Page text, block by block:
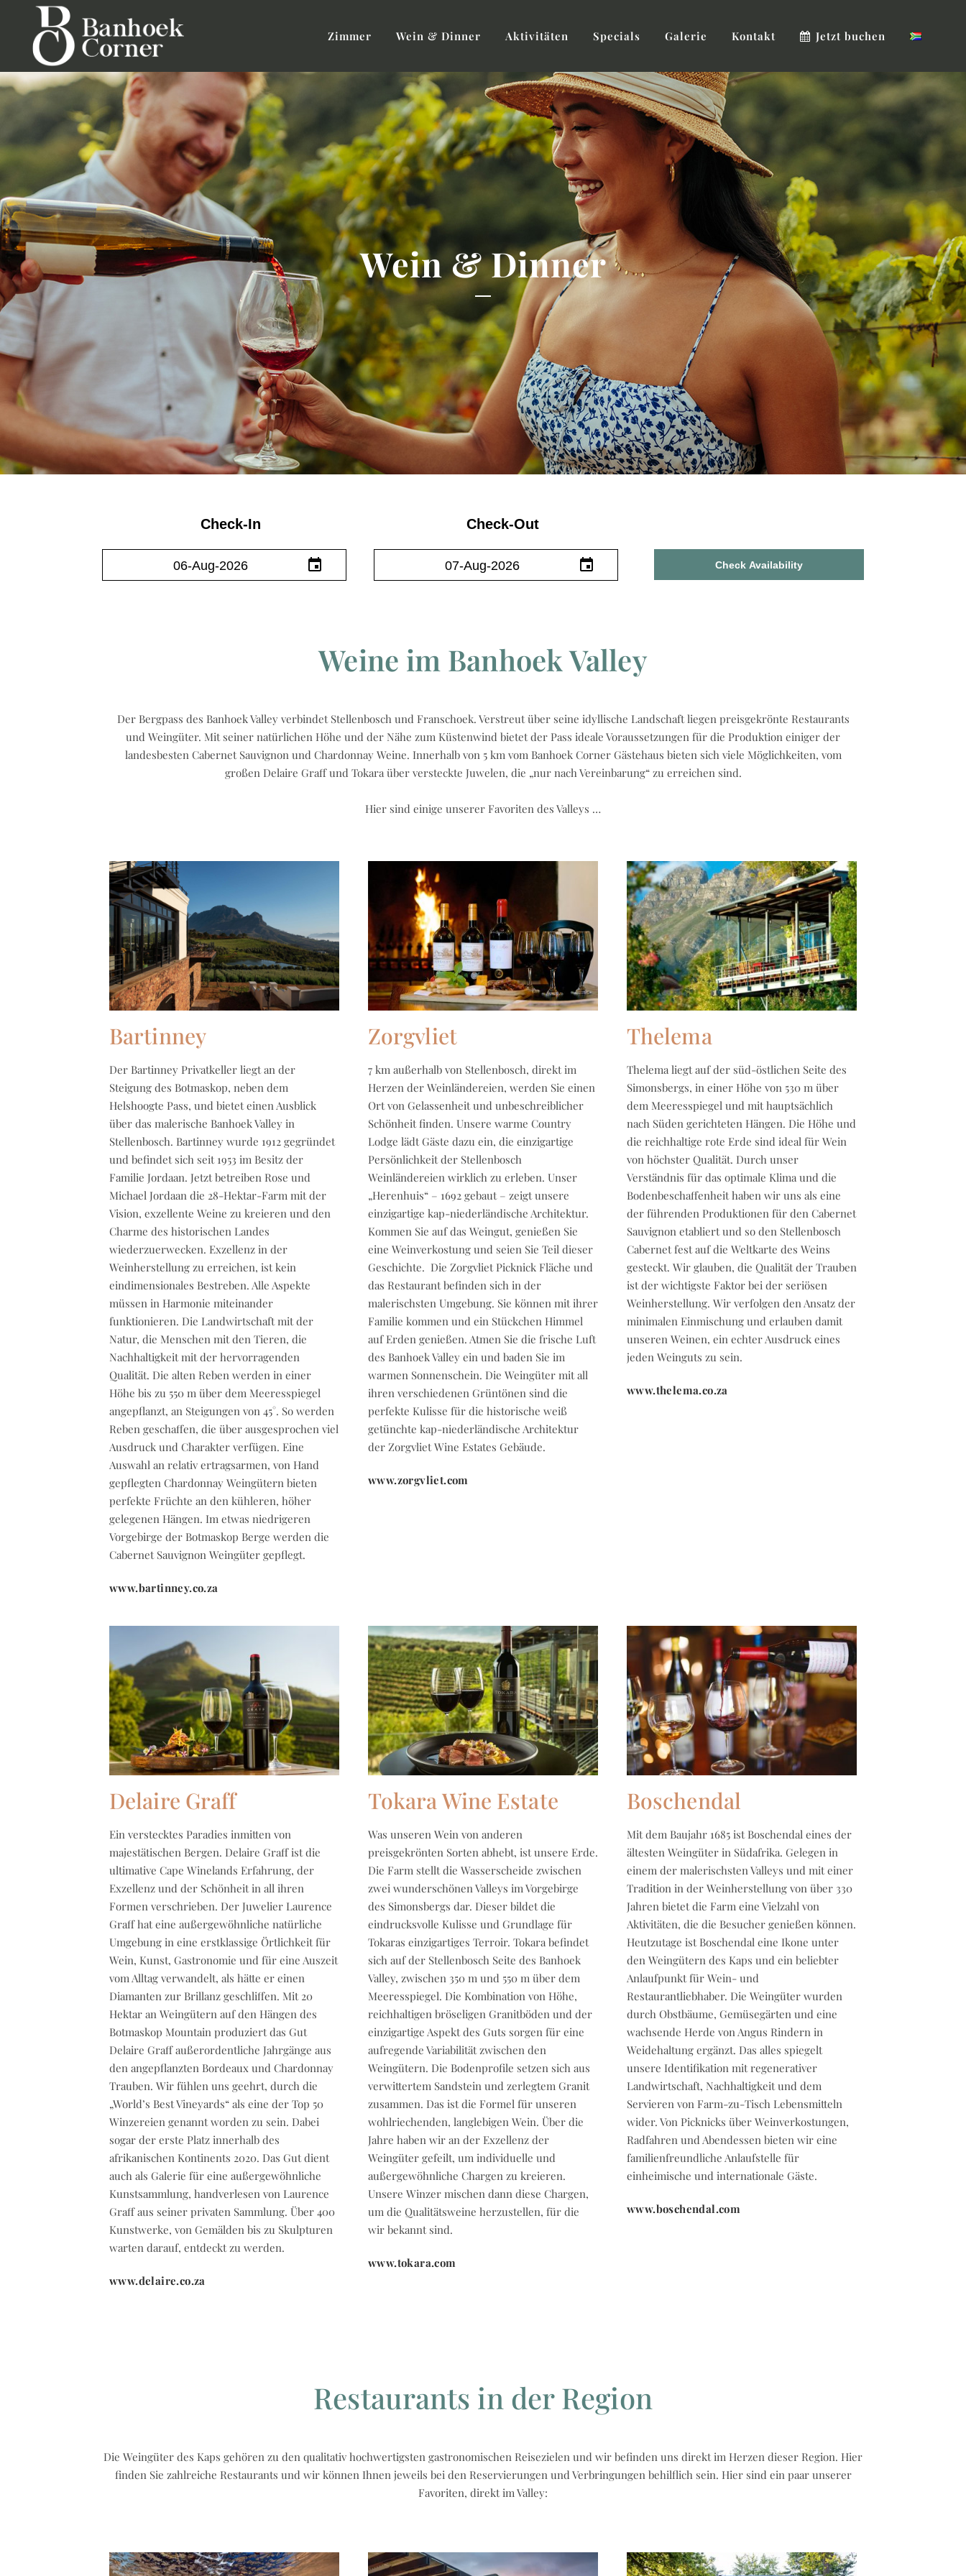
Zimmer Wein & Dinner Aktivitäten Specials Galerie Kontakt Jetzt buchen
Wein & Dinner
Check-In Check-Out
Check Availability
Weine im Banhoek Valley
Der Bergpass des Banhoek Valley verbindet Stellenbosch und Franschoek. Verstreut über seine idyllische Landschaft liegen preisgekrönte Restaurants
und Weingüter. Mit seiner natürlichen Höhe und der Nähe zum Küstenwind bietet der Pass ideale Voraussetzungen für die Produktion einiger der
landesbesten Cabernet Sauvignon und Chardonnay Weine. Innerhalb von 5 km vom Banhoek Corner Gästehaus bieten sich viele Möglichkeiten, vom
großen Delaire Graff und Tokara über versteckte Juwelen, die „nur nach Vereinbarung“ zu erreichen sind.
Hier sind einige unserer Favoriten des Valleys …
Bartinney
Der Bartinney Privatkeller liegt an der
Steigung des Botmaskop, neben dem
Helshoogte Pass, und bietet einen Ausblick
über das malerische Banhoek Valley in
Stellenbosch. Bartinney wurde 1912 gegründet
und befindet sich seit 1953 im Besitz der
Familie Jordaan. Jetzt betreiben Rose und
Michael Jordaan die 28-Hektar-Farm mit der
Vision, exzellente Weine zu kreieren und den
Charme des historischen Landes
wiederzuerwecken. Exzellenz in der
Weinherstellung zu erreichen, ist kein
eindimensionales Bestreben. Alle Aspekte
müssen in Harmonie miteinander
funktionieren. Die Landwirtschaft mit der
Natur, die Menschen mit den Tieren, die
Nachhaltigkeit mit der hervorragenden
Qualität. Die alten Reben werden in einer
Höhe bis zu 550 m über dem Meeresspiegel
angepflanzt, an Steigungen von 45°. So werden
Reben geschaffen, die über ausgesprochen viel
Ausdruck und Charakter verfügen. Eine
Auswahl an relativ ertragsarmen, von Hand
gepflegten Chardonnay Weingütern bieten
perfekte Früchte an den kühleren, höher
gelegenen Hängen. Im etwas niedrigeren
Vorgebirge der Botmaskop Berge werden die
Cabernet Sauvignon Weingüter gepflegt.
www.bartinney.co.za
Zorgvliet
7 km außerhalb von Stellenbosch, direkt im
Herzen der Weinländereien, werden Sie einen
Ort von Gelassenheit und unbeschreiblicher
Schönheit finden. Unsere warme Country
Lodge lädt Gäste dazu ein, die einzigartige
Persönlichkeit der Stellenbosch
Weinländereien wirklich zu erleben. Unser
„Herenhuis“ – 1692 gebaut – zeigt unsere
einzigartige kap-niederländische Architektur.
Kommen Sie auf das Weingut, genießen Sie
eine Weinverkostung und seien Sie Teil dieser
Geschichte. Die Zorgvliet Picknick Fläche und
das Restaurant befinden sich in der
malerischsten Umgebung. Sie können mit ihrer
Familie kommen und ein Stückchen Himmel
auf Erden genießen. Atmen Sie die frische Luft
des Banhoek Valley ein und baden Sie im
warmen Sonnenschein. Die Weingüter mit all
ihren verschiedenen Grüntönen sind die
perfekte Kulisse für die historische weiß
getünchte kap-niederländische Architektur
der Zorgvliet Wine Estates Gebäude.
www.zorgvliet.com
Thelema
Thelema liegt auf der süd-östlichen Seite des
Simonsbergs, in einer Höhe von 530 m über
dem Meeresspiegel und mit hauptsächlich
nach Süden gerichteten Hängen. Die Höhe und
die reichhaltige rote Erde sind ideal für Wein
von höchster Qualität. Durch unser
Verständnis für das optimale Klima und die
Bodenbeschaffenheit haben wir uns als eine
der führenden Produktionen für den Cabernet
Sauvignon etabliert und so den Stellenbosch
Cabernet fest auf die Weltkarte des Weins
gesteckt. Wir glauben, die Qualität der Trauben
ist der wichtigste Faktor bei der seriösen
Weinherstellung. Wir verfolgen den Ansatz der
minimalen Einmischung und erlauben damit
unseren Weinen, ein echter Ausdruck eines
jeden Weinguts zu sein.
www.thelema.co.za
Delaire Graff
Ein verstecktes Paradies inmitten von
majestätischen Bergen. Delaire Graff ist die
ultimative Cape Winelands Erfahrung, der
Exzellenz und der Schönheit in all ihren
Formen verschrieben. Der Juwelier Laurence
Graff hat eine außergewöhnliche natürliche
Umgebung in eine erstklassige Örtlichkeit für
Wein, Kunst, Gastronomie und für eine Auszeit
vom Alltag verwandelt, als hätte er einen
Diamanten zur Brillanz geschliffen. Mit 20
Hektar an Weingütern auf den Hängen des
Botmaskop Mountain produziert das Gut
Delaire Graff außerordentliche Jahrgänge aus
den angepflanzten Bordeaux und Chardonnay
Trauben. Wir fühlen uns geehrt, durch die
„World’s Best Vineyards“ als eine der Top 50
Winzereien genannt worden zu sein. Dabei
sogar der erste Platz innerhalb des
afrikanischen Kontinents 2020. Das Gut dient
auch als Galerie für eine außergewöhnliche
Kunstsammlung, handverlesen von Laurence
Graff aus seiner privaten Sammlung. Über 400
Kunstwerke, von Gemälden bis zu Skulpturen
warten darauf, entdeckt zu werden.
www.delaire.co.za
Tokara Wine Estate
Was unseren Wein von anderen
preisgekrönten Sorten abhebt, ist unsere Erde.
Die Farm stellt die Wasserscheide zwischen
zwei wunderschönen Valleys im Vorgebirge
des Simonsbergs dar. Dieser bildet die
eindrucksvolle Kulisse und Grundlage für
Tokaras einzigartiges Terroir. Tokara befindet
sich auf der Stellenbosch Seite des Banhoek
Valley, zwischen 350 m und 550 m über dem
Meeresspiegel. Die Kombination von Höhe,
reichhaltigen bröseligen Granitböden und der
einzigartige Aspekt des Guts sorgen für eine
aufregende Variabilität zwischen den
Weingütern. Die Bodenprofile setzen sich aus
verwittertem Sandstein und zerlegtem Granit
zusammen. Das ist die Formel für unseren
wohlriechenden, langlebigen Wein. Über die
Jahre haben wir an der Exzellenz der
Weingüter gefeilt, um individuelle und
außergewöhnliche Chargen zu kreieren.
Unsere Winzer mischen dann diese Chargen,
um die Qualitätsweine herzustellen, für die
wir bekannt sind.
www.tokara.com
Boschendal
Mit dem Baujahr 1685 ist Boschendal eines der
ältesten Weingüter in Südafrika. Gelegen in
einem der malerischsten Valleys und mit einer
Tradition in der Weinherstellung von über 330
Jahren bietet die Farm eine Vielzahl von
Aktivitäten, die die Besucher genießen können.
Heutzutage ist Boschendal eine Ikone unter
den Weingütern des Kaps und ein beliebter
Anlaufpunkt für Wein- und
Restaurantliebhaber. Die Weingüter wurden
durch Obstbäume, Gemüsegärten und eine
wachsende Herde von Angus Rindern in
Weidehaltung ergänzt. Das alles spiegelt
unsere Identifikation mit regenerativer
Landwirtschaft, Nachhaltigkeit und dem
Servieren von Farm-zu-Tisch Lebensmitteln
wider. Von Picknicks über Weinverkostungen,
Radfahren und Abendessen bieten wir eine
familienfreundliche Anlaufstelle für
einheimische und internationale Gäste.
www.boschendal.com
Restaurants in der Region
Die Weingüter des Kaps gehören zu den qualitativ hochwertigsten gastronomischen Reisezielen und wir befinden uns direkt im Herzen dieser Region. Hier
finden Sie zahlreiche Restaurants und wir können Ihnen jeweils bei den Reservierungen und Verbringungen behilflich sein. Hier sind ein paar unserer
Favoriten, direkt im Valley: